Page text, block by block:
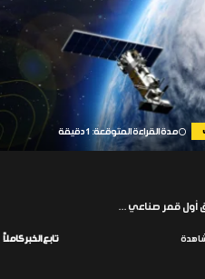
مدة القراءة المتوقعة: 1 دقيقة
أول قمر صناعي ...
تابع الخبر كاملاً